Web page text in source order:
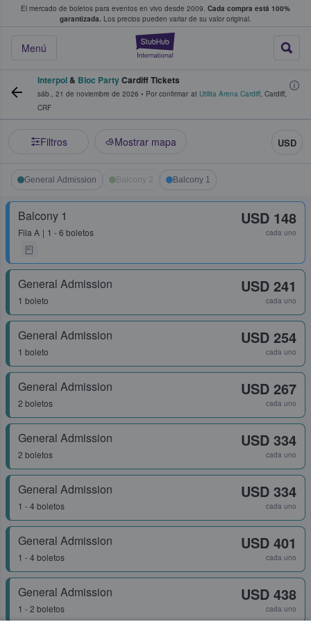
El mercado de boletos para eventos en vivo desde 2009. Cada compra está 100%
garantizada. Los precios pueden variar de su valor original.
StubHub: donde
Menú
fans compran y venden boletos
Interpol& Bloc PartyCardiff Tickets
sáb., 21 de noviembre de 2026 • Por confirmar at Utilita Arena Cardiff, Cardiff,
CRF
Filtros Mostrar mapa USD
General Admission Balcony 2 Balcony 1
Balcony 1
Fila A 1 - 6 boletos
USD 148
cada uno
General Admission
1 boleto
USD 241
cada uno
General Admission
1 boleto
USD 254
cada uno
General Admission
2 boletos
USD 267
cada uno
General Admission
2 boletos
USD 334
cada uno
General Admission
1 - 4 boletos
USD 334
cada uno
General Admission
1 - 4 boletos
USD 401
cada uno
General Admission
1 - 2 boletos
USD 438
cada uno